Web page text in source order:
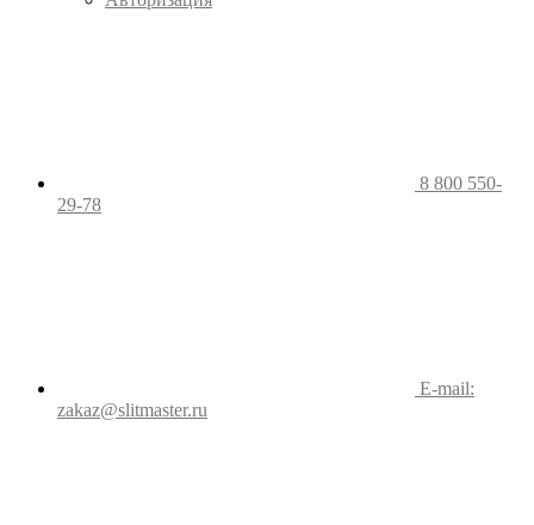
8 800 550-
29-78
E-mail:
zakaz@slitmaster.ru